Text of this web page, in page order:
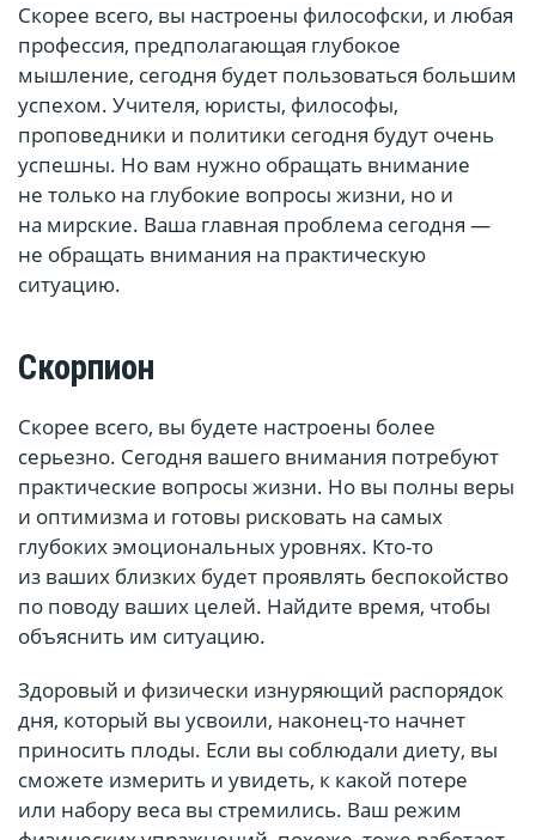
Скорее всего, вы настроены философски, и любая
профессия, предполагающая глубокое
мышление, сегодня будет пользоваться большим
успехом. Учителя, юристы, философы,
проповедники и политики сегодня будут очень
успешны. Но вам нужно обращать внимание
не только на глубокие вопросы жизни, но и
на мирские. Ваша главная проблема сегодня —
не обращать внимания на практическую
ситуацию.
Скорпион
Скорее всего, вы будете настроены более
серьезно. Сегодня вашего внимания потребуют
практические вопросы жизни. Но вы полны веры
и оптимизма и готовы рисковать на самых
глубоких эмоциональных уровнях. Кто-то
из ваших близких будет проявлять беспокойство
по поводу ваших целей. Найдите время, чтобы
объяснить им ситуацию.
Здоровый и физически изнуряющий распорядок
дня, который вы усвоили, наконец-то начнет
приносить плоды. Если вы соблюдали диету, вы
сможете измерить и увидеть, к какой потере
или набору веса вы стремились. Ваш режим